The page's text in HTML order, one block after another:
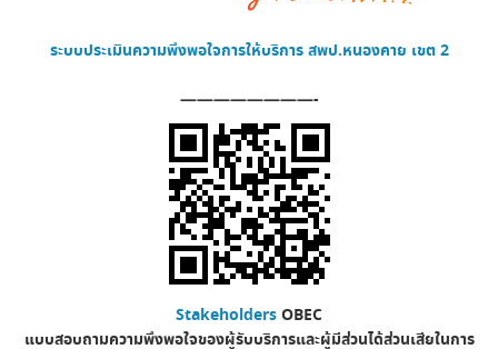
ระบบประเมินความพึงพอใจการให้บริการสพป.หนองคาย เขต 2
————————-
StakeholdersOBEC
แบบสอบถามความพึงพอใจของผู้รับบริการและผู้มีส่วนได้ส่วนเสียในการ